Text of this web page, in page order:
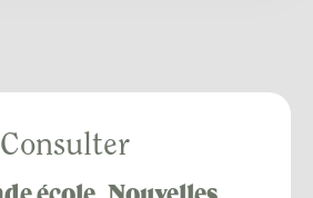
Consulter